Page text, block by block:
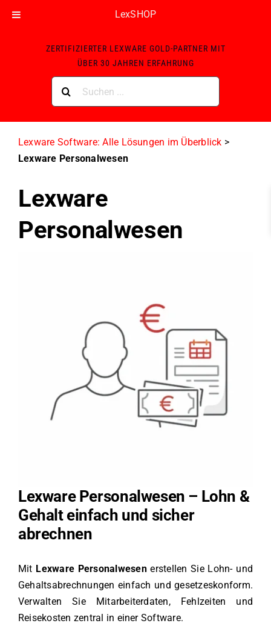
LexSHOP
ZERTIFIZIERTER LEXWARE GOLD-PARTNER MIT
ÜBER 30 JAHREN ERFAHRUNG
nach:
Lexware Software: Alle Lösungen im Überblick >
Lexware Personalwesen
Lexware
Personalwesen
Lexware Personalwesen – Lohn &
Gehalt einfach und sicher
abrechnen
Mit Lexware Personalwesenerstellen Sie Lohn- und
Gehaltsabrechnungen einfach und gesetzeskonform.
Verwalten Sie Mitarbeiterdaten, Fehlzeiten und
Reisekosten zentral in einer Software.